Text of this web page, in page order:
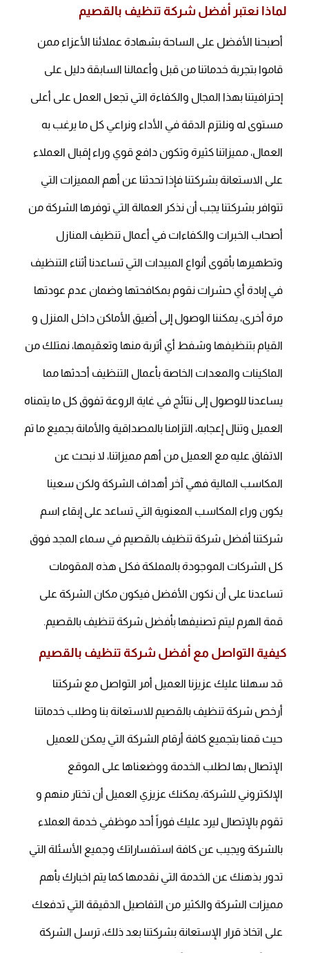
لماذا نعتبر أفضل شركة تنظيف بالقصيم
أصبحنا الأفضل على الساحة بشهادة عملائنا الأعزاء ممن
قاموا بتجربة خدماتنا من قبل وأعمالنا السابقة دليل على
إحترافيتنا بهذا المجال والكفاءة التي تجعل العمل على أعلى
مستوى له ونلتزم الدقة في الأداء ونراعي كل ما يرغب به
العمال، مميزاتنا كثيرة وتكون دافع قوي وراء إقبال العملاء
على الاستعانة بشركتنا فإذا تحدثنا عن أهم المميزات التي
تتوافر بشركتنا يجب أن نذكر العمالة التي توفرها الشركة من
أصحاب الخبرات والكفاءات في أعمال تنظيف المنازل
وتطهيرها بأقوى أنواع المبيدات التي تساعدنا أثناء التنظيف
في إبادة أي حشرات نقوم بمكافحتها وضمان عدم عودتها
مرة أخرى، يمكننا الوصول إلى أضيق الأماكن داخل المنزل و
القيام بتنظيفها وشفط أي أتربة منها وتعقيمها، نمتلك من
الماكينات والمعدات الخاصة بأعمال التنظيف أحدثها مما
يساعدنا للوصول إلى نتائج في غاية الروعة تفوق كل ما يتمناه
العميل وتنال إعجابه، التزامنا بالمصداقية والأمانة بجميع ما تم
الاتفاق عليه مع العميل من أهم مميزاتنا، لا نبحث عن
المكاسب المالية فهي آخر أهداف الشركة ولكن سعينا
يكون وراء المكاسب المعنوية التي تساعد على إبقاء اسم
شركتنا أفضل شركة تنظيف بالقصيم في سماء المجد فوق
كل الشركات الموجودة بالمملكة فكل هذه المقومات
تساعدنا على أن نكون الأفضل فيكون مكان الشركة على
قمة الهرم ليتم تصنيفها بأفضل شركة تنظيف بالقصيم.
كيفية التواصل مع أفضل شركة تنظيف بالقصيم
قد سهلنا عليك عزيزنا العميل أمر التواصل مع شركتنا
أرخص شركة تنظيف بالقصيم للاستعانة بنا وطلب خدماتنا
حيث قمنا بتجميع كافة أرقام الشركة التي يمكن للعميل
الإتصال بها لطلب الخدمة ووضعناها على الموقع
الإلكتروني للشركة، يمكنك عزيزي العميل أن تختار منهم و
تقوم بالإتصال ليرد عليك فوراً أحد موظفي خدمة العملاء
بالشركة ويجيب عن كافة استفساراتك وجميع الأسئلة التي
تدور بذهنك عن الخدمة التي نقدمها كما يتم اخبارك بأهم
مميزات الشركة والكثير من التفاصيل الدقيقة التي تدفعك
على اتخاذ قرار الإستعانة بشركتنا بعد ذلك، ترسل الشركة